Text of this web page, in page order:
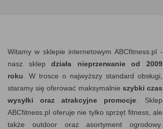
Witamy w sklepie internetowym ABCfitness.pl -
nasz sklepdziała nieprzerwanie od 2009
roku . W trosce o najwyższy standard obsługi,
staramy się oferować maksymalnie szybki czas
wysyłki oraz atrakcyjne promocje . Sklep
ABCfitness.pl oferuje nie tylko sprzęt fitness, ale
także outdoor oraz asortyment ogrodowy.